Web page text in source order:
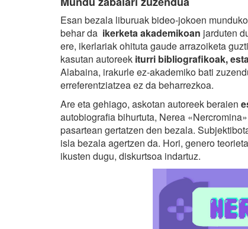
Esan bezala liburuak bideo-jokoen
behar da ikerketa akademikoan jarduten
ere, ikerlariak ohituta gaude arrazoiketa
kasutan autoreek iturri bibliografikoak,
Alabaina, irakurle ez-akademiko bati
erreferentziatzea ez da beharrezkoa.
Are eta gehiago, askotan autoreek beraien
autobiografia bihurtuta, Nerea
pasartean gertatzen den bezala.
isla bezala agertzen da. Hori, genero
ikusten dugu, diskurtsoa indartuz.